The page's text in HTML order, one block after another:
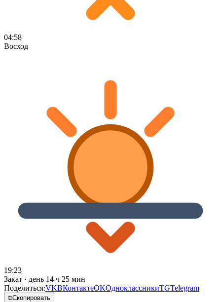
04:58
Восход
19:23
Закат · день 14 ч 25 мин
Поделиться:VKВКонтактеOKОдноклассникиTGTelegram
⧉Скопировать